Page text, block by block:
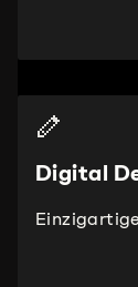
Digital